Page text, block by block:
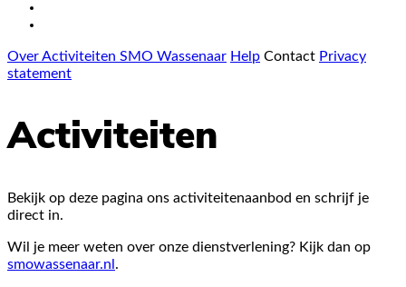
Over Activiteiten SMO Wassenaar Help Contact Privacy
statement
Activiteiten
Bekijk op deze pagina ons activiteitenaanbod en schrijf je
direct in.
Wil je meer weten over onze dienstverlening? Kijk dan op
smowassenaar.nl .